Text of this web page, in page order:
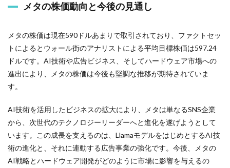
メタの株価動向と今後の見通し
メタの株価は現在590ドルあまりで取引されており、ファクトセッ
トによるとウォール街のアナリストによる平均目標株価は597.24
ドルです。AI技術や広告ビジネス、そしてハードウェア市場への
進出により、メタの株価は今後も堅調な推移が期待されていま
す。
AI技術を活用したビジネスの拡大により、メタは単なるSNS企業
から、次世代のテクノロジーリーダーへと進化を遂げようとして
います。この成長を支えるのは、LlamaモデルをはじめとするAI技
術の進化と、それに連動する広告事業の強化です。今後、メタの
AI戦略とハードウェア開発がどのように市場に影響を与えるの